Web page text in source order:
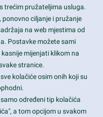
View, CA 94043
trećim pružateljima usluga.
ponovno ciljanje i pružanje
na web mjestima od
Postavke možete sami
mijenjati klikom na
stranice.
kolačiće osim onih koji su
određeni tip kolačića
a tom opcijom u svakom